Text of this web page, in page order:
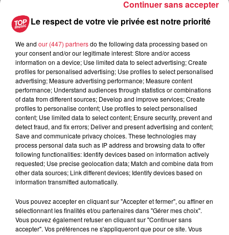
avec les flamants rouges
À découvrir également
Le respect de votre vie privée est notre priorité
We and our (447) partnersdo the following data processing based on
your consent and/or our legitimate interest: Store and/or access
information on a device; Use limited data to select advertising; Create
profiles for personalised advertising; Use profiles to select personalised
advertising; Measure advertising performance; Measure content
performance; Understand audiences through statistics or combinations
of data from different sources; Develop and improve services; Create
profiles to personalise content; Use profiles to select personalised
content; Use limited data to select content; Ensure security, prevent and
detect fraud, and fix errors; Deliver and present advertising and content;
Save and communicate privacy choices. These technologies may
process personal data such as IP address and browsing data to offer
following functionalities: Identify devices based on information actively
requested; Use precise geolocation data; Match and combine data from
other data sources; Link different devices; Identify devices based on
information transmitted automatically.
Vous pouvez accepter en cliquant sur "Accepter et fermer", ou affiner en
sélectionnant les finalités et/ou partenaires dans "Gérer mes choix".
Vous pouvez également refuser en cliquant sur "Continuer sans
accepter". Vos préférences ne s'appliqueront que pour ce site. Vous
Continuer sans accepter